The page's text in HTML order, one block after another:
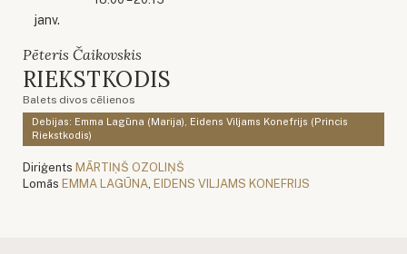
janv.
Pēteris Čaikovskis
RIEKSTKODIS
Balets divos cēlienos
Debijas: Emma Lagūna (Marija), Eidens Viljams Konefrijs (Princis
Riekstkodis)
Diriģents MĀRTIŅŠ OZOLIŅŠ
Lomās EMMA LAGŪNA EIDENS VILJAMS KONEFRIJS